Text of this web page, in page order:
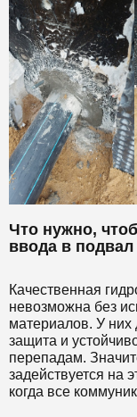
Что нужно,
ввода в подвал
Качественная
невозможна без
материалов. У
защита и
перепадам.
задействуется на
когда все